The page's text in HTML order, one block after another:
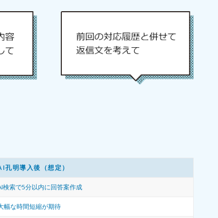
孔明導入後（想定）
検索で5分以内に回答案作成
幅な時間短縮が期待